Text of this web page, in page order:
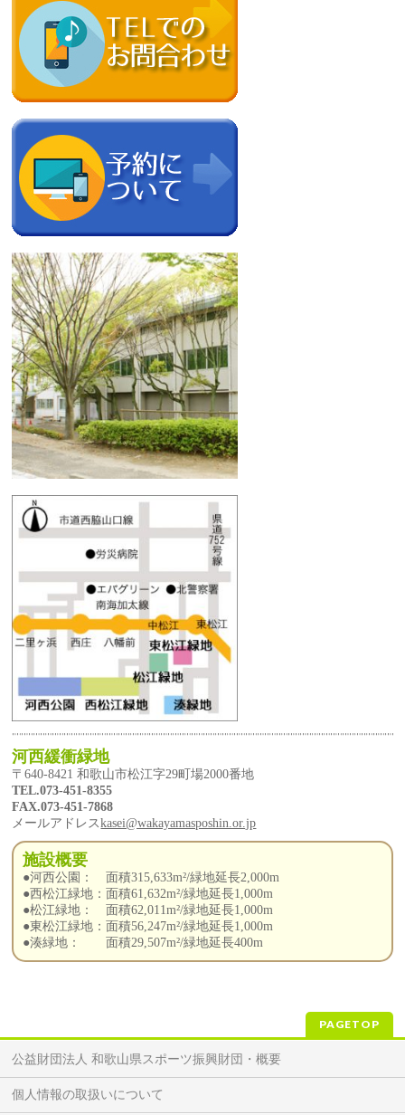
河西緩衝緑地
〒640-8421 和歌山市松江字29町場2000番地
TEL.073-451-8355
FAX.073-451-7868
メールアドレスkasei@wakayamasposhin.or.jp
施設概要
●河西公園： 面積315,633m²/緑地延長2,000m
●西松江緑地：面積61,632m²/緑地延長1,000m
●松江緑地： 面積62,011m²/緑地延長1,000m
●東松江緑地：面積56,247m²/緑地延長1,000m
●湊緑地： 面積29,507m²/緑地延長400m
PAGETOP
公益財団法人 和歌山県スポーツ振興財団・概要
個人情報の取扱いについて